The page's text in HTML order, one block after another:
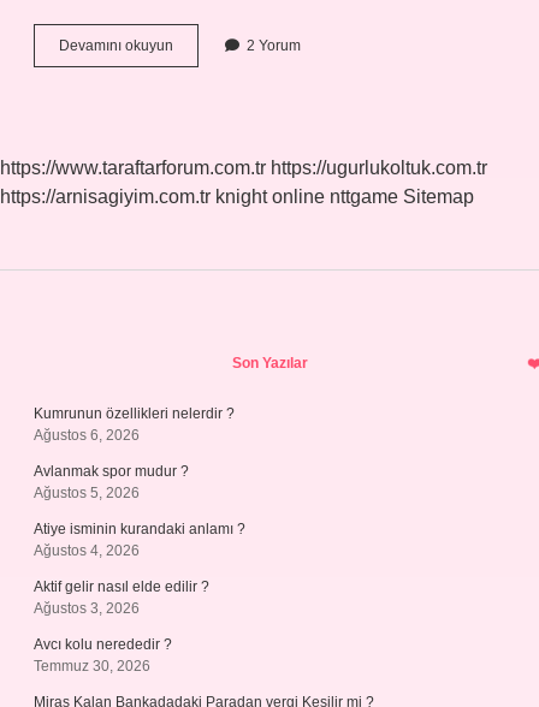
Devamını okuyun
Hangi
2 Yorum
https://www.taraftarforum.com.tr https://ugurlukoltuk.com.tr
https://arnisagiyim.com.tr knight online nttgame Sitemap
Son Yazılar
Kumrunun özellikleri nelerdir ?
Ağustos 6, 2026
Avlanmak spor mudur ?
Ağustos 5, 2026
Atiye isminin kurandaki anlamı ?
Ağustos 4, 2026
Aktif gelir nasıl elde edilir ?
Ağustos 3, 2026
Avcı kolu nerededir ?
Temmuz 30, 2026
Miras Kalan Bankadadaki Paradan vergi Kesilir mi ?